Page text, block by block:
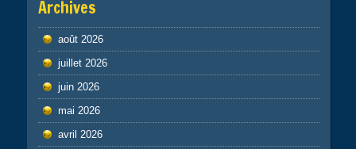
Archives
août 2026
juillet 2026
juin 2026
mai 2026
avril 2026